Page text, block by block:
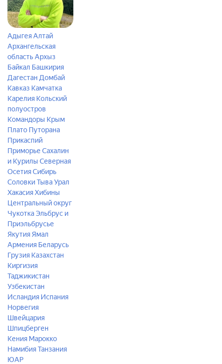
АдыгеяАлтай
Архангельская
областьАрхыз
Байкал Башкирия
Дагестан Домбай
Кавказ Камчатка
Карелия Кольский
полуостров
Командоры Крым
Плато Путорана
Прикаспий
Приморье Сахалин
и Курилы Северная
ОсетияСибирь
СоловкиТываУрал
ХакасияХибины
Центральный округ
ЧукоткаЭльбрус и
Приэльбрусье
Якутия Ямал
Армения Беларусь
Грузия Казахстан
Киргизия
Таджикистан
Узбекистан
Исландия Испания
Норвегия
Швейцария
Шпицберген
Кения Марокко
НамибияТанзания
ЮАР